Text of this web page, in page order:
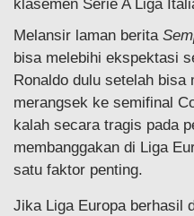
klasemen Serie A Liga
Melansir laman berita
bisa melebihi ekspektasi
Ronaldo dulu setelah bisa
merangsek ke semifinal
kalah secara tragis pada
membanggakan di Liga
satu faktor penting.
Jika Liga Europa berhasil